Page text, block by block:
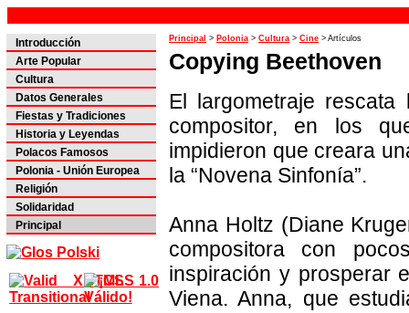
Introducción
Arte Popular
Cultura
Datos Generales
Fiestas y Tradiciones
Historia y Leyendas
Polacos Famosos
Polonia - Unión Europea
Religión
Solidaridad
Principal
Principal > Polonia > Cultura > Cine > Artículos
Copying Beethoven
El largometraje
compositor, en los
impidieron que creara
la “Novena Sinfonía”.
Anna Holtz (Diane
compositora con
inspiración y prosperar
Viena. Anna, que